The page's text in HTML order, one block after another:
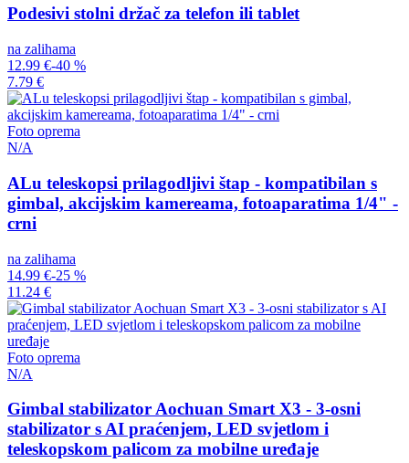
Podesivi stolni držač za telefon ili tablet
na zalihama
12.99 €-40 %
7.79 €
Foto oprema
N/A
ALu teleskopsi prilagodljivi štap - kompatibilan s
gimbal, akcijskim kamereama, fotoaparatima 1/4" -
crni
na zalihama
14.99 €-25 %
11.24 €
Foto oprema
N/A
Gimbal stabilizator Aochuan Smart X3 - 3-osni
stabilizator s AI praćenjem, LED svjetlom i
teleskopskom palicom za mobilne uređaje